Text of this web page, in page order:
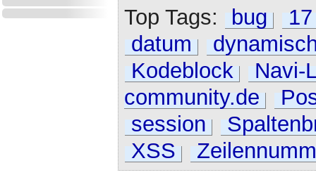
Top Tags:
bug
17
datum
Kodeblock
Navi-
community.de
session
XSS